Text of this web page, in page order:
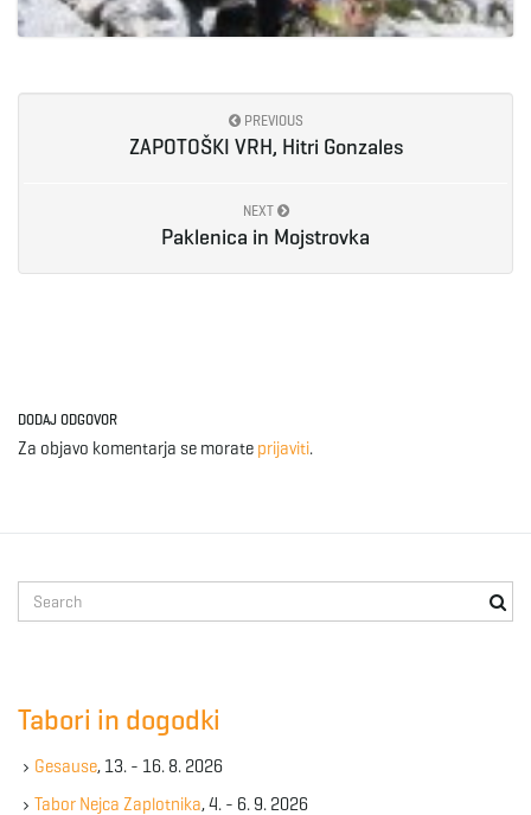
PREVIOUS
ZAPOTOŠKI VRH, Hitri Gonzales
NEXT
Paklenica in Mojstrovka
DODAJ ODGOVOR
Za objavo komentarja se morate prijaviti.
e
e
y
Tabori in dogodki
Gesause, 13. - 16. 8. 2026
Tabor Nejca Zaplotnika, 4. - 6. 9. 2026